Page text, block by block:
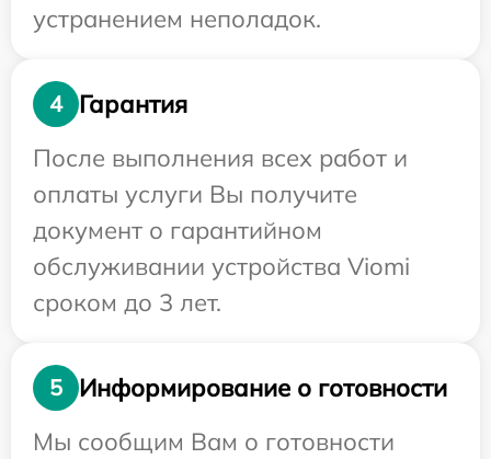
устранением неполадок.
4
Гарантия
После выполнения всех работ и
оплаты услуги Вы получите
документ о гарантийном
обслуживании устройства Viomi
сроком до 3 лет.
5
Информирование о готовности
Мы сообщим Вам о готовности